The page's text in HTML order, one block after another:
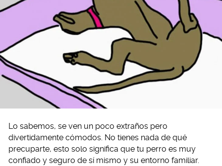
Lo sabemos, se ven un poco extraños pero
divertidamente cómodos. No tienes nada de qué
precuparte, esto solo significa que tu perro es muy
confiado y seguro de sí mismo y su entorno familiar.